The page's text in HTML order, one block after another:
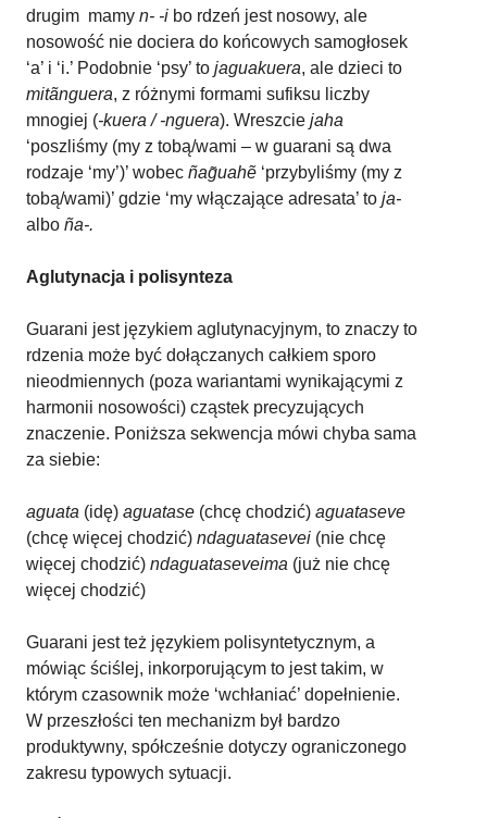
drugim mamy n- -i bo rdzeń jest nosowy, ale
nosowość nie dociera do końcowych samogłosek
‘a’ i ‘i.’ Podobnie ‘psy’ to jaguakuera, ale dzieci to
mitãnguera, z różnymi formami sufiksu liczby
mnogiej (-kuera / -nguera). Wreszcie jaha
‘poszliśmy (my z tobą/wami – w guarani są dwa
rodzaje ‘my’)’ wobec ñag̃uahẽ ‘przybyliśmy (my z
tobą/wami)’ gdzie ‘my włączające adresata’ to ja-
albo ña-.
Aglutynacja i polisynteza
Guarani jest językiem aglutynacyjnym, to znaczy to
rdzenia może być dołączanych całkiem sporo
nieodmiennych (poza wariantami wynikającymi z
harmonii nosowości) cząstek precyzujących
znaczenie. Poniższa sekwencja mówi chyba sama
za siebie:
aguata (idę) aguatase (chcę chodzić) aguataseve
(chcę więcej chodzić) ndaguatasevei (nie chcę
więcej chodzić) ndaguataseveima (już nie chcę
więcej chodzić)
Guarani jest też językiem polisyntetycznym, a
mówiąc ściślej, inkorporującym to jest takim, w
którym czasownik może ‘wchłaniać’ dopełnienie.
W przeszłości ten mechanizm był bardzo
produktywny, spółcześnie dotyczy ograniczonego
zakresu typowych sytuacji.